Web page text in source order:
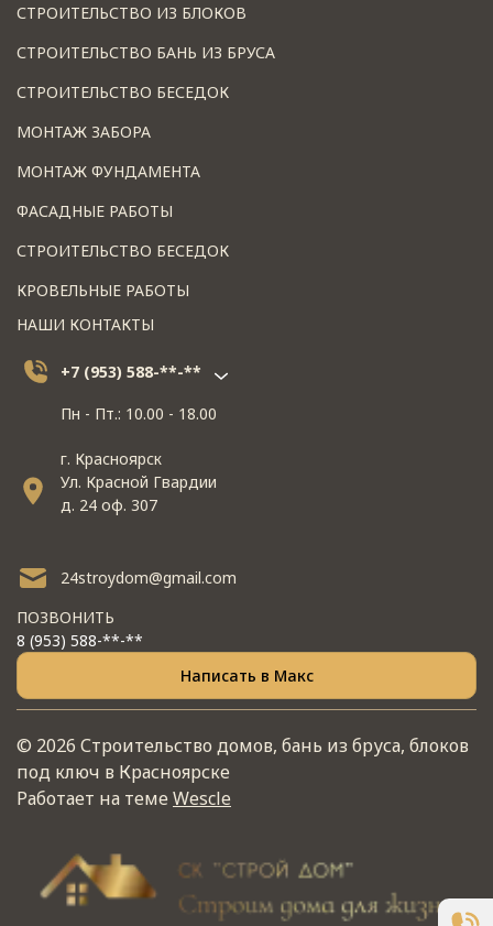
СТРОИТЕЛЬСТВО ИЗ БЛОКОВ
СТРОИТЕЛЬСТВО БАНЬ ИЗ БРУСА
СТРОИТЕЛЬСТВО БЕСЕДОК
МОНТАЖ ЗАБОРА
МОНТАЖ ФУНДАМЕНТА
ФАСАДНЫЕ РАБОТЫ
СТРОИТЕЛЬСТВО БЕСЕДОК
КРОВЕЛЬНЫЕ РАБОТЫ
НАШИ КОНТАКТЫ
+7 (953) 588-**-**
Пн - Пт.: 10.00 - 18.00
г. Красноярск
Ул. Красной Гвардии
д. 24 оф. 307
24stroydom@gmail.com
ПОЗВОНИТЬ
8 (953) 588-**-**
Написать в Макс
© 2026 Строительство домов, бань из бруса, блоков
под ключ в Красноярске
Работает на темеWescle